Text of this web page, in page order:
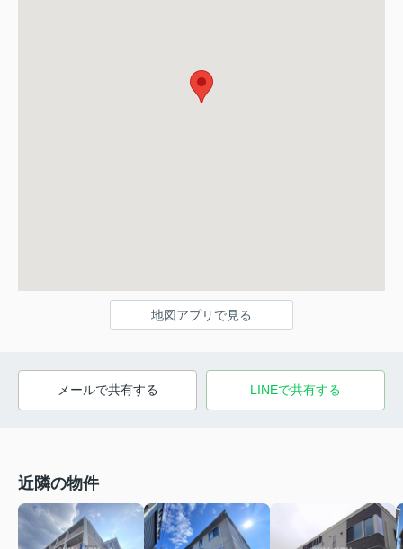
地図アプリで見る
メールで共有する LINEで共有する
近隣の物件